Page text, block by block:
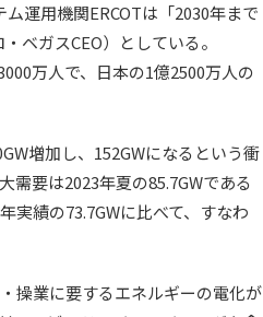
運用機関ERCOTは「2030年まで
ベガスCEO）としている。
万人で、日本の1億2500万人の
増加し、152GWになるという衝
要は2023年夏の85.7GWである
実績の73.7GWに比べて、すなわ
操業に要するエネルギーの電化が